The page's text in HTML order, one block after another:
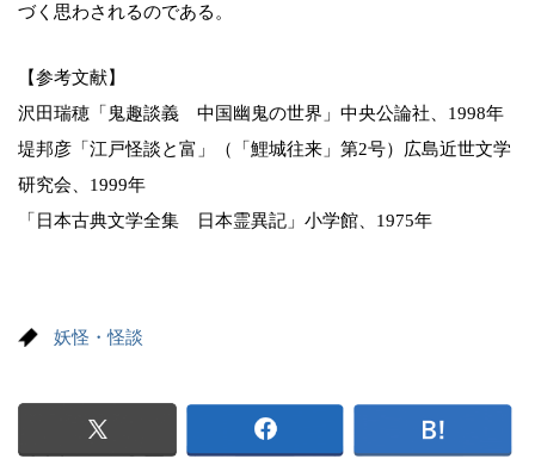
づく思わされるのである。
【参考文献】
沢田瑞穂「鬼趣談義 中国幽鬼の世界」中央公論社、1998年
堤邦彦「江戸怪談と富」（「鯉城往来」第2号）広島近世文学
研究会、1999年
「日本古典文学全集 日本霊異記」小学館、1975年
妖怪・怪談